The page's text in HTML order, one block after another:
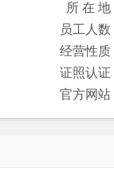
所 在 地
员工人数
经营性质
证照认证
官方网站